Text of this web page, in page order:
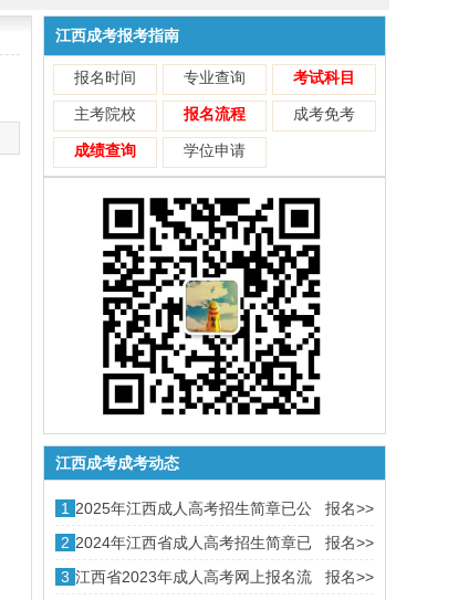
江西成考报考指南
报名时间 专业查询 考试科目
主考院校 报名流程 成考免考
成绩查询 学位申请
江西成考成考动态
1 报名>>
2025年江西成人高考招生简章已公
布
2 报名>>
2024年江西省成人高考招生简章已
公布
3 报名>>
江西省2023年成人高考网上报名流